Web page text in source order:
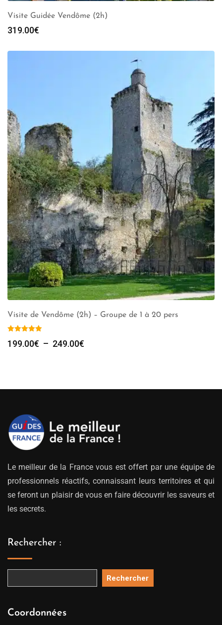
Visite Guidée Vendôme (2h)
319.00€
Visite de Vendôme (2h) – Groupe de 1 à 20 pers
199.00€ – 249.00€
à
Le meilleur de la France vous est offert par une équipe de
professionnels réactifs, connaissant leurs territoires et qui
se feront un plaisir de vous en faire découvrir les saveurs et
les secrets.
Rechercher :
Rechercher
Coordonnées